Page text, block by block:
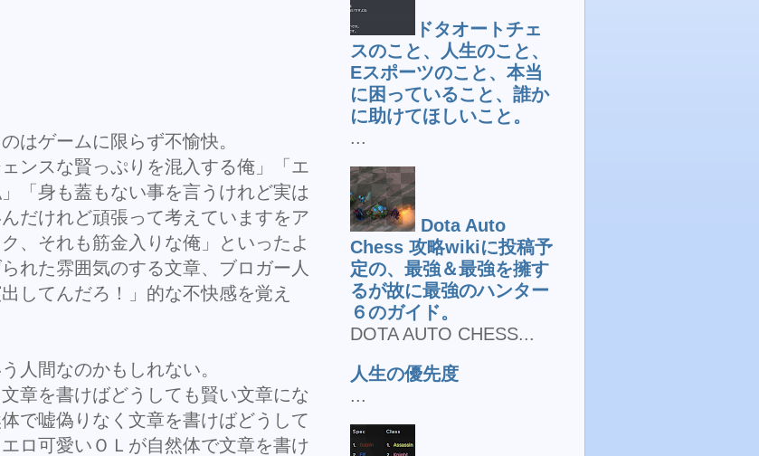
はゲームに限らず不愉快。
ンスな賢っぷりを混入する俺」「エ
「身も蓋もない事を言うけれど実は
だけれど頑張って考えていますをア
、それも筋金入りな俺」といったよ
れた雰囲気のする文章、ブロガー人
してんだろ！」的な不快感を覚え
人間なのかもしれない。
章を書けばどうしても賢い文章にな
で嘘偽りなく文章を書けばどうして
ロ可愛いＯＬが自然体で文章を書け
ドタオートチェ
スのこと、人生のこと、
Eスポーツのこと、本当
に困っていること、誰か
に助けてほしいこと。
...
Dota Auto
Chess 攻略wikiに投稿予
定の、最強＆最強を擁す
るが故に最強のハンター
６のガイド。
DOTA AUTO CHESS...
人生の優先度
...